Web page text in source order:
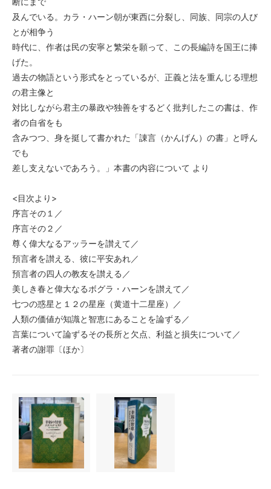
及んでいる。カラ・ハーン朝が東西に分裂し、同族、同宗の人び
とが相争う
時代に、作者は民の安寧と繁栄を願って、この長編詩を国王に捧
げた。
過去の物語という形式をとっているが、正義と法を重んじる理想
の君主像と
対比しながら君主の暴政や独善をするどく批判したこの書は、作
者の自省をも
含みつつ、身を挺して書かれた「諌言（かんげん）の書」と呼ん
でも
差し支えないであろう。」本書の内容について より
<目次より>
序言その１／
序言その２／
尊く偉大なるアッラーを讃えて／
預言者を讃える、彼に平安あれ／
預言者の四人の教友を讃える／
美しき春と偉大なるボグラ・ハーンを讃えて／
七つの惑星と１２の星座（黄道十二星座）／
人類の価値が知識と智恵にあることを論ずる／
言葉について論ずるその長所と欠点、利益と損失について／
著者の謝罪〔ほか〕